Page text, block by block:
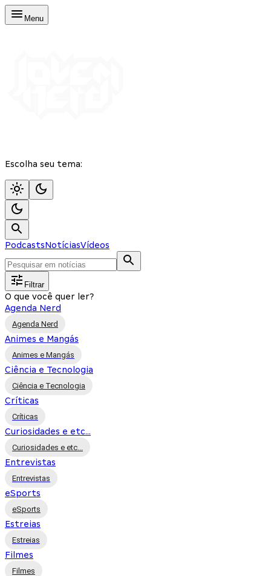
Menu
Escolha seu tema:
PodcastsNotíciasVídeos
Filtrar
O que você quer ler?
Agenda Nerd
Agenda Nerd
Animes e Mangás
Animes e Mangás
Ciência e Tecnologia
Ciência e Tecnologia
Críticas
Críticas
Curiosidades e etc...
Curiosidades e etc...
Entrevistas
Entrevistas
eSports
eSports
Estreias
Estreias
Filmes
Filmes